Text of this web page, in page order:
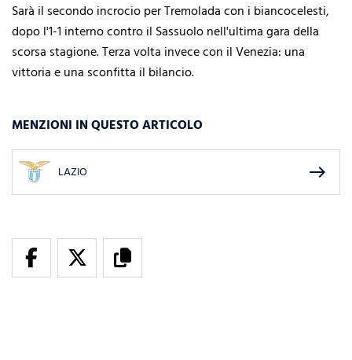
Sarà il secondo incrocio per Tremolada con i biancocelesti,
dopo l'1-1 interno contro il Sassuolo nell'ultima gara della
scorsa stagione. Terza volta invece con il Venezia: una
vittoria e una sconfitta il bilancio.
MENZIONI IN QUESTO ARTICOLO
LAZIO east